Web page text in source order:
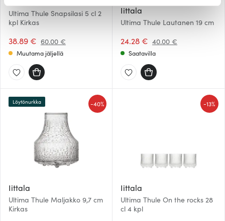
evästeilmoituksessa.
Käytämme evästeitä tarjoamamme sisällön ja mainosten
räätälöimiseen, sosiaalisen median ominaisuuksien
tukemiseen ja kävijämäärämme analysoimiseen. Lisäksi
jaamme sosiaalisen median, mainosalan ja analytiikka-
alan kumppaneillemme tietoja siitä, miten käytät
tietoja muihin tietoihin, joita olet antanut heille tai joita on
kerätty, kun olet käyttänyt heidän palvelujaan.
Ultima Thule Snapsilasi 5 cl 2
kpl Kirkas
38.89 € 60.00 €
Muutama jäljellä
Iittala
Ultima Thule Lautanen 19 cm
24.28 € 40.00 €
Saatavilla
Iittala
Ultima Thule Maljakko 9,7 cm
Kirkas
-40%
Löytönurkka
Iittala
Ultima Thule On the rocks 28
cl 4 kpl
-13%